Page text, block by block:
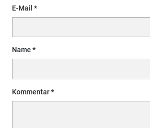
E-Mail
Name
Kommentar